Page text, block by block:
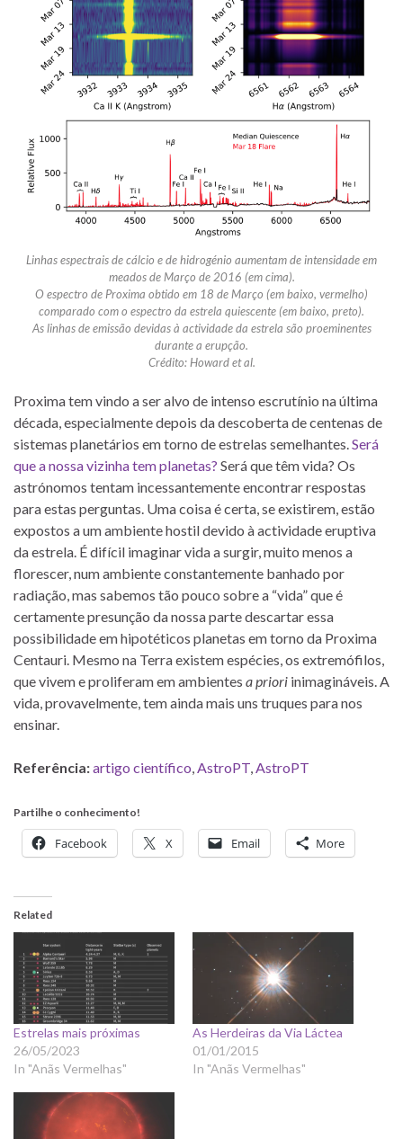
Linhas espectrais de cálcio e de hidrogénio aumentam de intensidade em
meados de Março de 2016 (em cima).
O espectro de Proxima obtido em 18 de Março (em baixo, vermelho)
comparado com o espectro da estrela quiescente (em baixo, preto).
As linhas de emissão devidas à actividade da estrela são proeminentes
durante a erupção.
Crédito: Howard et al.
Proxima tem vindo a ser alvo de intenso escrutínio na última
década, especialmente depois da descoberta de centenas de
sistemas planetários em torno de estrelas semelhantes.Será
que a nossa vizinha tem planetas? Será que têm vida? Os
astrónomos tentam incessantemente encontrar respostas
para estas perguntas. Uma coisa é certa, se existirem, estão
expostos a um ambiente hostil devido à actividade eruptiva
da estrela. É difícil imaginar vida a surgir, muito menos a
florescer, num ambiente constantemente banhado por
radiação, mas sabemos tão pouco sobre a “vida” que é
certamente presunção da nossa parte descartar essa
possibilidade em hipotéticos planetas em torno da Proxima
Centauri. Mesmo na Terra existem espécies, os extremófilos,
que vivem e proliferam em ambientes a priori inimagináveis. A
vida, provavelmente, tem ainda mais uns truques para nos
ensinar.
Referência:artigo científico,AstroPT,AstroPT
Partilhe o conhecimento!
Facebook X Email More
Related
Estrelas mais próximas
26/05/2023
In "Anãs Vermelhas"
As Herdeiras da Via Láctea
01/01/2015
In "Anãs Vermelhas"